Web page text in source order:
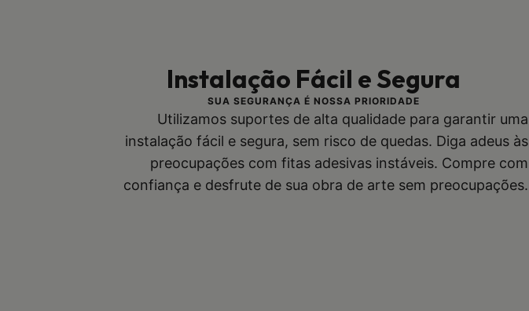
Instalação Fácil e Segura
SUA SEGURANÇA É NOSSA PRIORIDADE
Utilizamos suportes de alta qualidade para garantir uma
instalação fácil e segura, sem risco de quedas. Diga adeus às
preocupações com fitas adesivas instáveis. Compre com
confiança e desfrute de sua obra de arte sem preocupações.